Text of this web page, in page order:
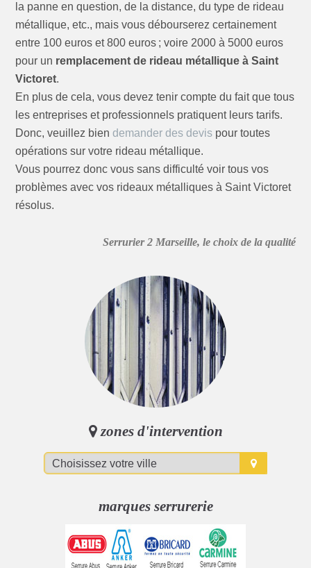
la panne en question, de la distance, du type de rideau
métallique, etc., mais vous débourserez certainement
entre 100 euros et 800 euros ; voire 2000 à 5000 euros
pour un remplacement de rideau métallique à Saint
Victoret.
En plus de cela, vous devez tenir compte du fait que tous
les entreprises et professionnels pratiquent leurs tarifs.
Donc, veuillez biendemander des devis pour toutes
opérations sur votre rideau métallique.
Vous pourrez donc vous sans difficulté voir tous vos
problèmes avec vos rideaux métalliques à Saint Victoret
résolus.
Serrurier 2 Marseille, le choix de la qualité
zones d'intervention
marques serrurerie